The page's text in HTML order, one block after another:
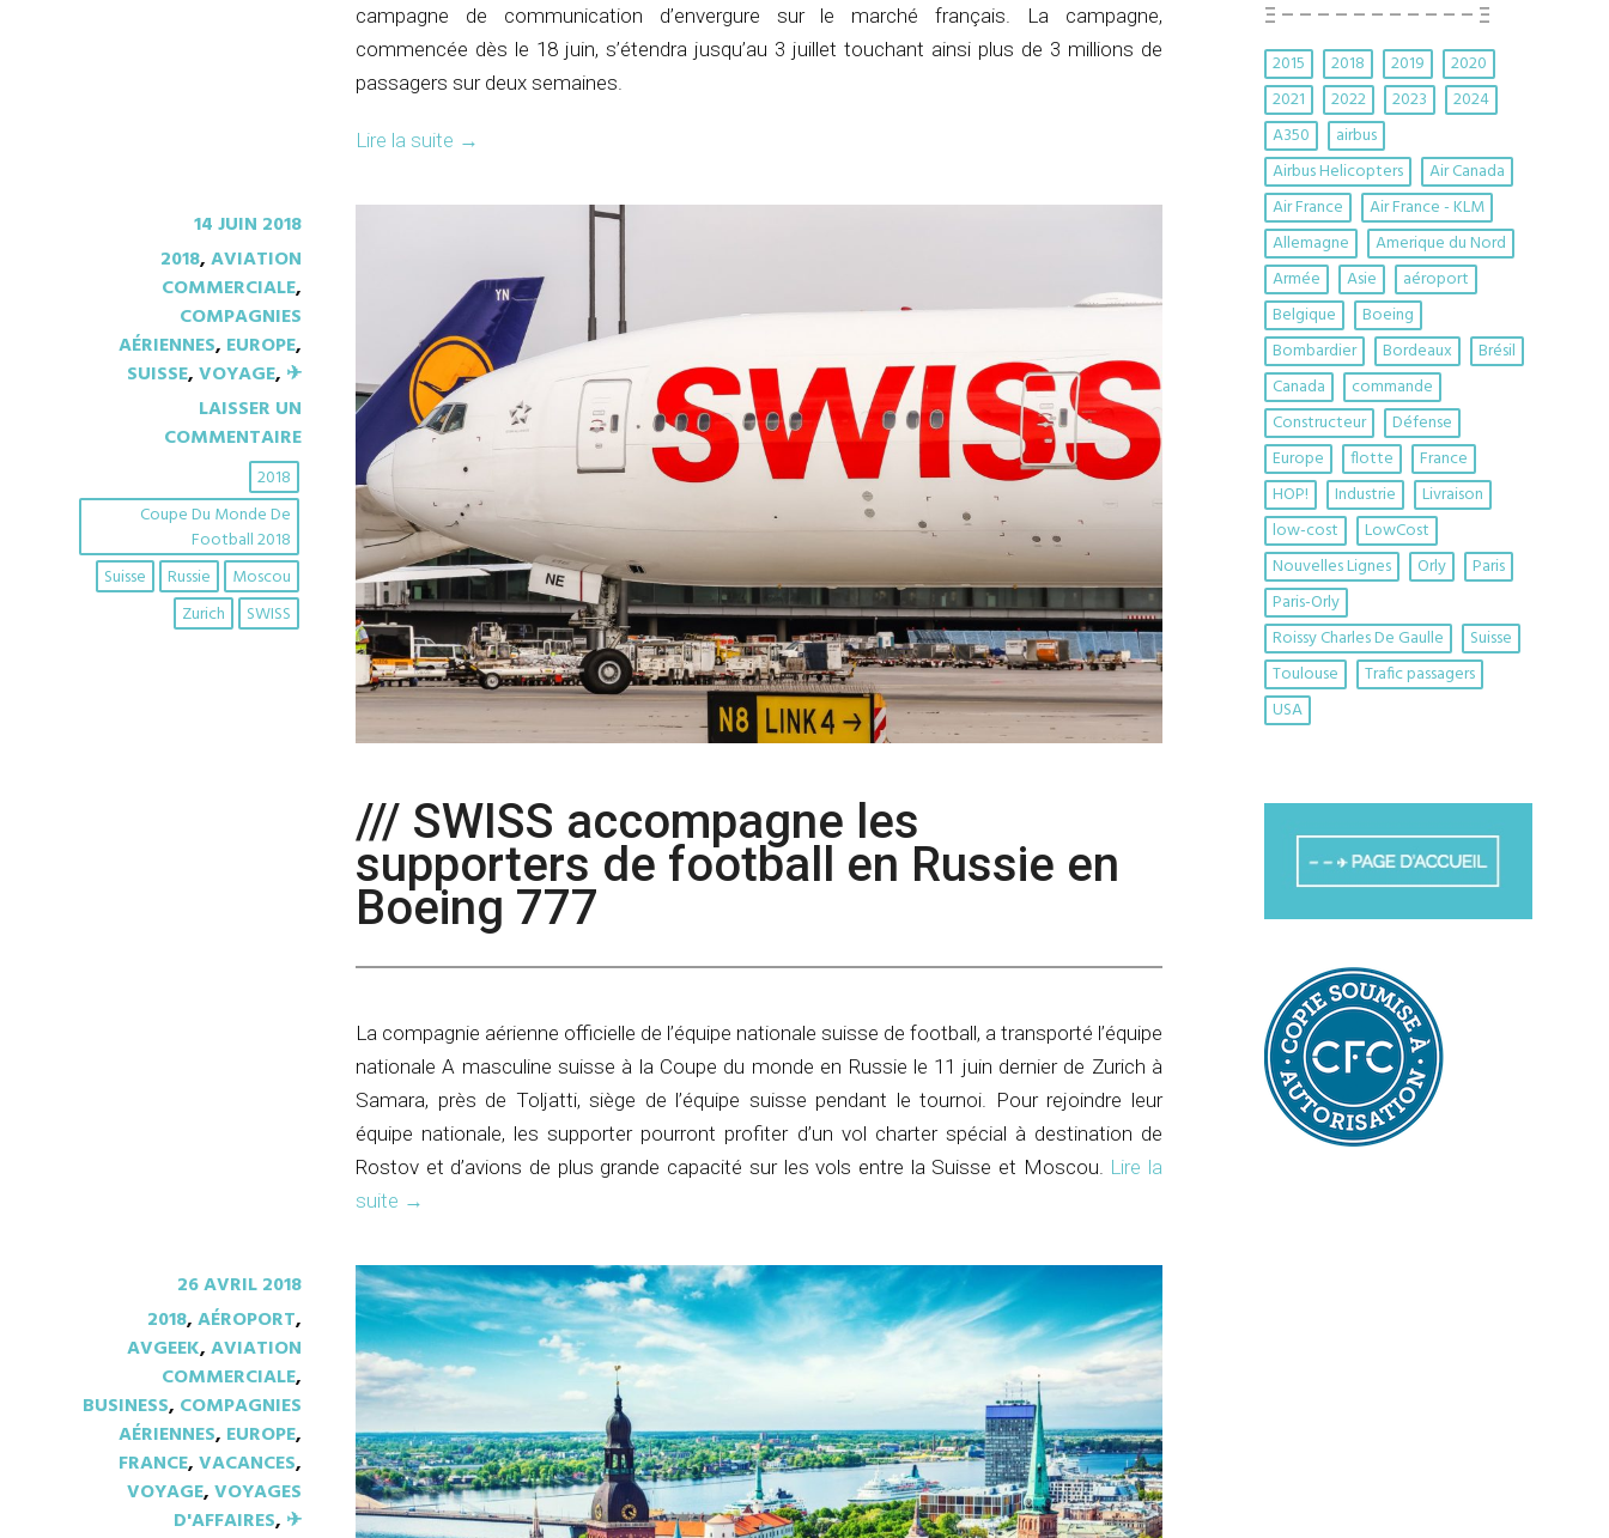
campagne de communication d’envergure sur le marché français. La campagne,
commencée dès le 18 juin, s’étendra jusqu’au 3 juillet touchant ainsi plus de 3 millions de
passagers sur deux semaines.
Lire la suite →
14 JUIN 2018
2018,AVIATION
COMMERCIALE,
COMPAGNIES
AÉRIENNES, EUROPE,
SUISSE,VOYAGE, ✈︎
LAISSER UN
COMMENTAIRE
2018
Coupe Du Monde De
Football 2018
Moscou
Russie
Suisse
SWISS
Zurich
/// SWISS accompagne les
supporters de football en Russie en
Boeing 777
La compagnie aérienne officielle de l’équipe nationale suisse de football, a transporté l’équipe
nationale A masculine suisse à la Coupe du monde en Russie le 11 juin dernier de Zurich à
Samara, près de Toljatti, siège de l’équipe suisse pendant le tournoi. Pour rejoindre leur
équipe nationale, les supporter pourront profiter d’un vol charter spécial à destination de
Rostov et d’avions de plus grande capacité sur les vols entre la Suisse et Moscou. Lire la
suite →
26 AVRIL 2018
2018,AÉROPORT,
AVGEEK,AVIATION
COMMERCIALE,
BUSINESS, COMPAGNIES
AÉRIENNES, EUROPE,
FRANCE,VACANCES,
VOYAGE,VOYAGES
D'AFFAIRES, ✈︎
Ξ – – – – – – – – – – – Ξ
2015 2018 2019
2020
2021
2022 2023
2024
A350
airbus
Airbus Helicopters
Air Canada
Air France
Air France - KLM
Allemagne
Amerique du Nord
Armée
Asie
aéroport
Belgique
Boeing
Bombardier
Bordeaux
Brésil
Canada
commande
Constructeur
Défense
Europe
flotte
France
HOP!
Industrie
Livraison
low-cost
LowCost
Nouvelles Lignes
Orly
Paris
Paris-Orly
Roissy Charles De Gaulle
Suisse
Toulouse
Trafic passagers
USA